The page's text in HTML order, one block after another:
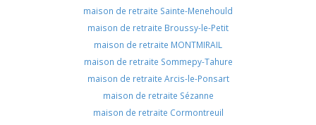
maison de retraite Sainte-Menehould
maison de retraite Broussy-le-Petit
maison de retraite MONTMIRAIL
maison de retraite Sommepy-Tahure
maison de retraite Arcis-le-Ponsart
maison de retraite Sézanne
maison de retraite Cormontreuil